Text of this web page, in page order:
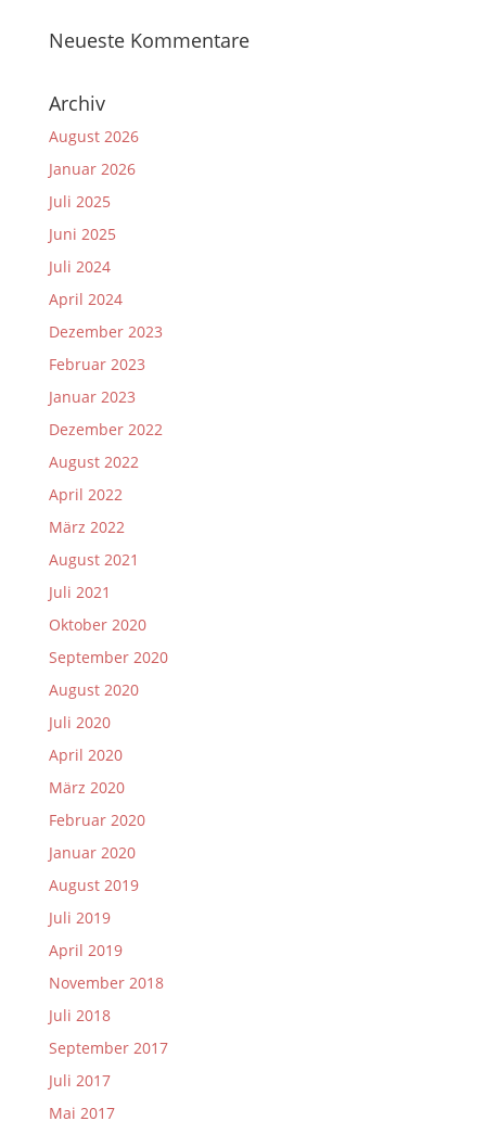
Neueste Kommentare
Archiv
August 2026
Januar 2026
Juli 2025
Juni 2025
Juli 2024
April 2024
Dezember 2023
Februar 2023
Januar 2023
Dezember 2022
August 2022
April 2022
März 2022
August 2021
Juli 2021
Oktober 2020
September 2020
August 2020
Juli 2020
April 2020
März 2020
Februar 2020
Januar 2020
August 2019
Juli 2019
April 2019
November 2018
Juli 2018
September 2017
Juli 2017
Mai 2017